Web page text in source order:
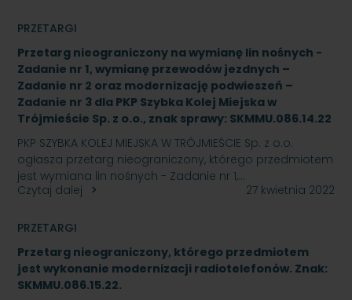
PRZETARGI
Przetarg nieograniczony na wymianę lin nośnych -
Zadanie nr 1, wymianę przewodów jezdnych –
Zadanie nr 2 oraz modernizację podwieszeń –
Zadanie nr 3 dla PKP Szybka Kolej Miejska w
Trójmieście Sp. z o.o., znak sprawy: SKMMU.086.14.22
PKP SZYBKA KOLEJ MIEJSKA W TRÓJMIEŚCIE Sp. z o.o.
ogłasza przetarg nieograniczony, którego przedmiotem
jest wymiana lin nośnych - Zadanie nr 1,…
Czytaj dalej
27 kwietnia 2022
PRZETARGI
Przetarg nieograniczony, którego przedmiotem
jest wykonanie modernizacji radiotelefonów. Znak:
SKMMU.086.15.22.